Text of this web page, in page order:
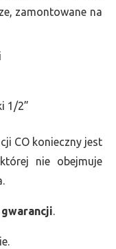
zamontowane na
1/2”
CO konieczny jest
nie obejmuje
.